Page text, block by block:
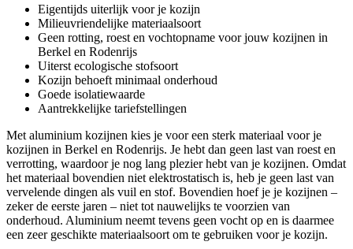
Eigentijds uiterlijk voor je kozijn
Milieuvriendelijke materiaalsoort
Geen rotting, roest en vochtopname voor jouw kozijnen in
Berkel en Rodenrijs
Uiterst ecologische stofsoort
Kozijn behoeft minimaal onderhoud
Goede isolatiewaarde
Aantrekkelijke tariefstellingen
Met aluminium kozijnen kies je voor een sterk materiaal voor je
kozijnen in Berkel en Rodenrijs. Je hebt dan geen last van roest en
verrotting, waardoor je nog lang plezier hebt van je kozijnen. Omdat
het materiaal bovendien niet elektrostatisch is, heb je geen last van
vervelende dingen als vuil en stof. Bovendien hoef je je kozijnen –
zeker de eerste jaren – niet tot nauwelijks te voorzien van
onderhoud. Aluminium neemt tevens geen vocht op en is daarmee
een zeer geschikte materiaalsoort om te gebruiken voor je kozijn.